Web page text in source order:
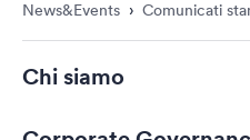
News&Events › Comunicati
Chi siamo